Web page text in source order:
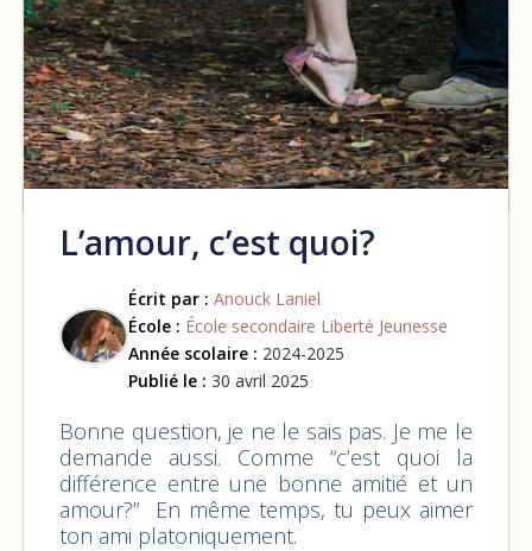
L’amour, c’est quoi?
Écrit par : Anouck Laniel
École : École secondaire Liberté Jeunesse
Année scolaire : 2024-2025
Publié le : 30 avril 2025
Bonne question, je ne le sais pas. Je me le
demande aussi. Comme “c’est quoi la
différence entre une bonne amitié et un
amour?” En même temps, tu peux aimer
ton ami platoniquement.